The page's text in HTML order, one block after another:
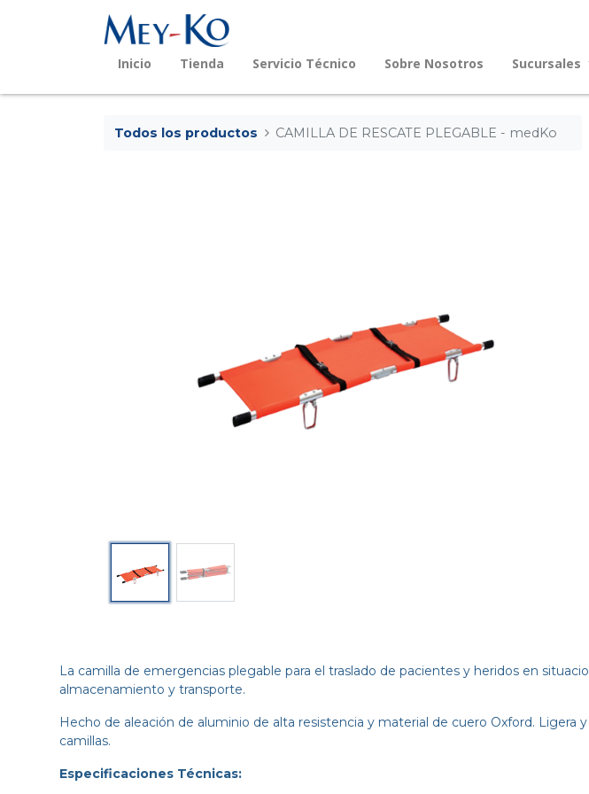
Inicio Tienda Servicio Técnico Sobre Nosotros Sucursales
Todos los productos CAMILLA DE RESCATE PLEGABLE - medKo
La camilla de emergencias plegable para el traslado de pacientes y heridos en
almacenamiento y transporte.
Hecho de aleación de aluminio de alta resistencia y material de cuero Oxford.
camillas.
Especificaciones Técnicas: